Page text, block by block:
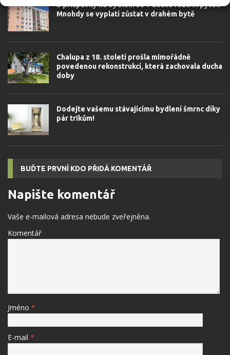
S příspěvky na bydlení se v Česku roztrhl pytel.
Mnohdy se vyplatí zůstat v drahém bytě
Chalupa z 18. století prošla mimořádně
povedenou rekonstrukcí, která zachovala ducha
doby
Dodejte vašemu stávajícímu bydlení šmrnc díky
pár trikům!
BUĎTE PRVNÍ KDO PŘIDÁ KOMENTÁŘ
Napište komentář
Vaše e-mailová adresa nebude zveřejněna.
Komentář
Jméno *
E-mail *